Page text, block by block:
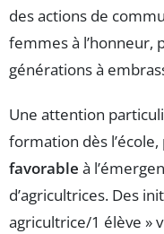
des actions de
femmes à l’honneur,
générations à
Une attention
formation dès
favorable à
d’agricultrices. Des
agricultrice/1 élève »